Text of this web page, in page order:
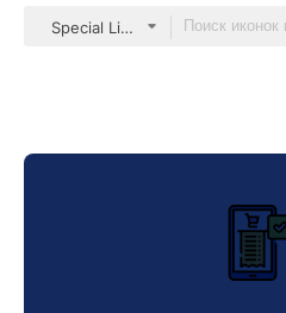
Special Lineal color